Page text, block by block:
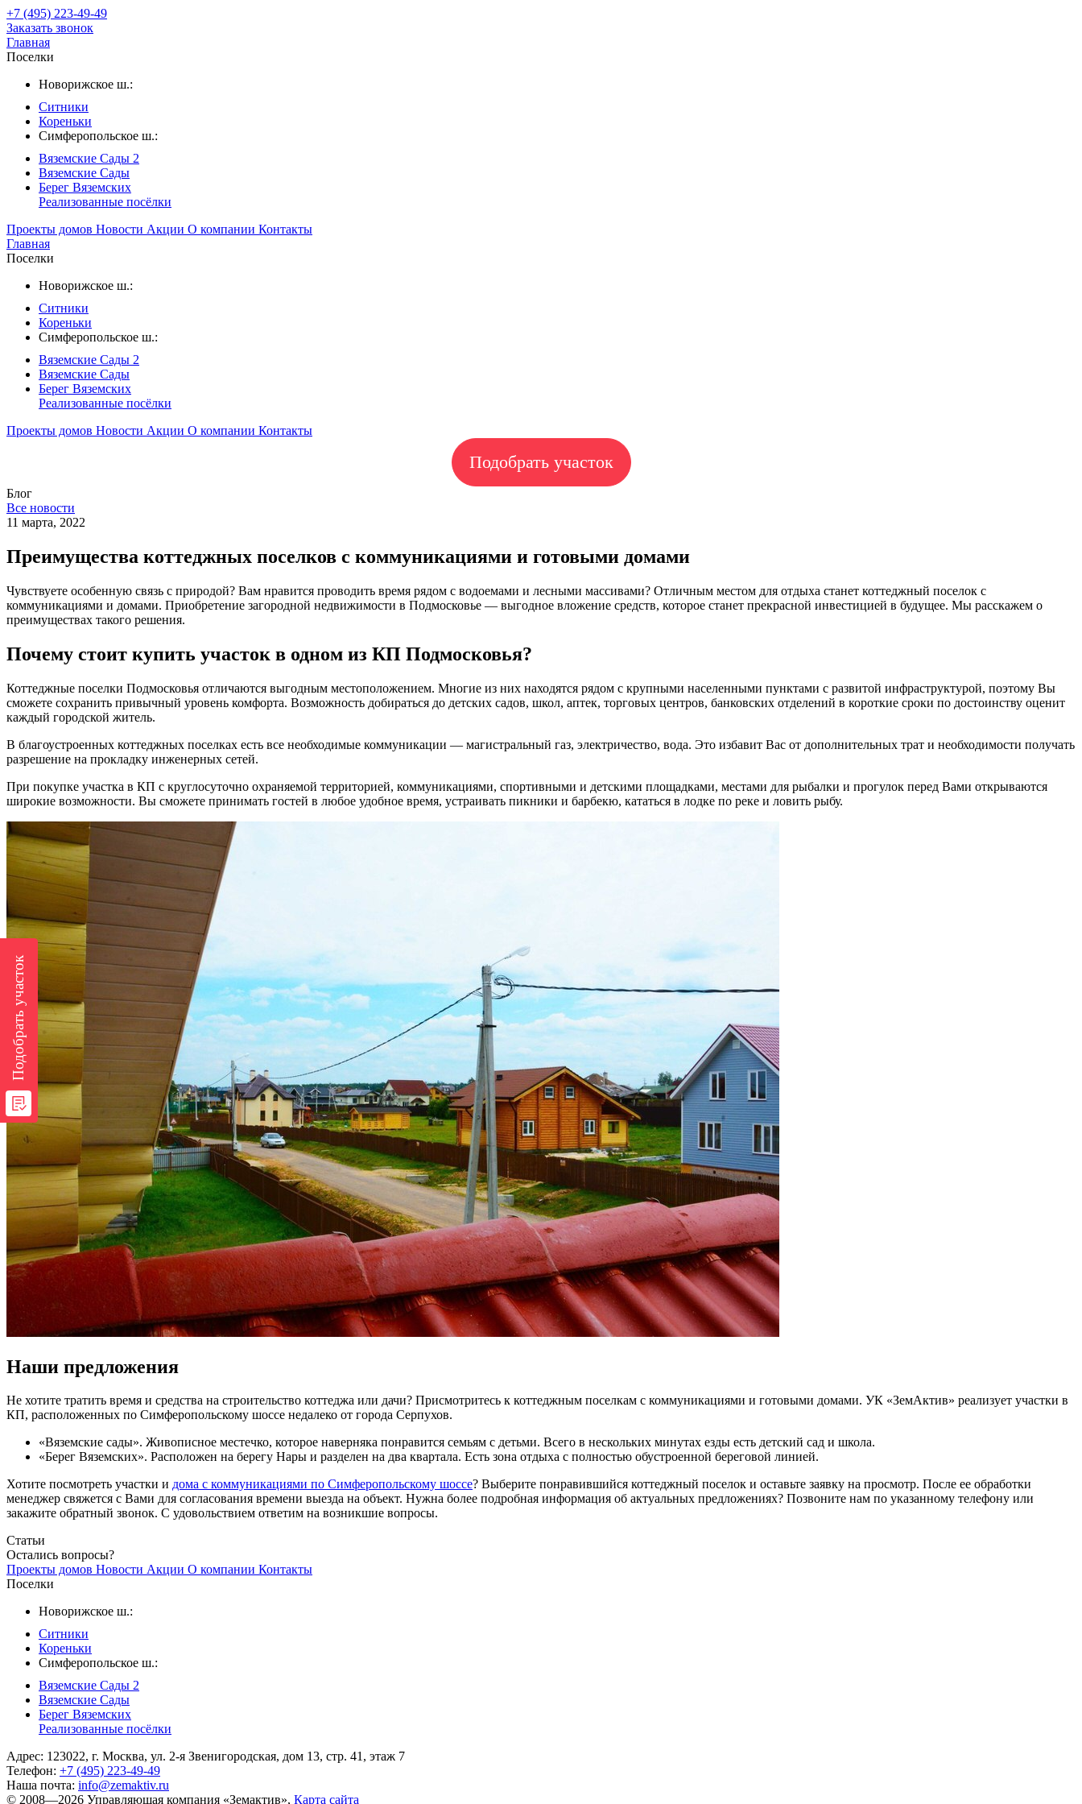
+7 (495) 223-49-49
Заказать звонок
Главная
Поселки
Новорижское ш.:
Ситники
Кореньки
Симферопольское ш.:
Вяземские Сады 2
Вяземские Сады
Берег Вяземскиx
Реализованные посёлки
Проекты домов Новости Акции О компании Контакты
Главная
Поселки
Новорижское ш.:
Ситники
Кореньки
Симферопольское ш.:
Вяземские Сады 2
Вяземские Сады
Берег Вяземскиx
Реализованные посёлки
Проекты домов Новости Акции О компании Контакты
Подобрать участок
Подобрать участок
Блог
Все новости
11 марта, 2022
Преимущества коттеджных поселков с коммуникациями и готовыми домами
Чувствуете особенную связь с природой? Вам нравится проводить время рядом с водоемами и лесными массивами? Отличным местом для отдыха станет коттеджный поселок с
коммуникациями и домами. Приобретение загородной недвижимости в Подмосковье — выгодное вложение средств, которое станет прекрасной инвестицией в будущее. Мы расскажем о
преимуществах такого решения.
Почему стоит купить участок в одном из КП Подмосковья?
Коттеджные поселки Подмосковья отличаются выгодным местоположением. Многие из них находятся рядом с крупными населенными пунктами с развитой инфраструктурой, поэтому Вы
сможете сохранить привычный уровень комфорта. Возможность добираться до детских садов, школ, аптек, торговых центров, банковских отделений в короткие сроки по достоинству оценит
каждый городской житель.
В благоустроенных коттеджных поселках есть все необходимые коммуникации — магистральный газ, электричество, вода. Это избавит Вас от дополнительных трат и необходимости получать
разрешение на прокладку инженерных сетей.
При покупке участка в КП с круглосуточно охраняемой территорией, коммуникациями, спортивными и детскими площадками, местами для рыбалки и прогулок перед Вами открываются
широкие возможности. Вы сможете принимать гостей в любое удобное время, устраивать пикники и барбекю, кататься в лодке по реке и ловить рыбу.
Наши предложения
Не хотите тратить время и средства на строительство коттеджа или дачи? Присмотритесь к коттеджным поселкам с коммуникациями и готовыми домами. УК «ЗемАктив» реализует участки в
КП, расположенных по Симферопольскому шоссе недалеко от города Серпухов.
«Вяземские сады». Живописное местечко, которое наверняка понравится семьям с детьми. Всего в нескольких минутах езды есть детский сад и школа.
«Берег Вяземских». Расположен на берегу Нары и разделен на два квартала. Есть зона отдыха с полностью обустроенной береговой линией.
Хотите посмотреть участки и дома с коммуникациями по Симферопольскому шоссе? Выберите понравившийся коттеджный поселок и оставьте заявку на просмотр. После ее обработки
менеджер свяжется с Вами для согласования времени выезда на объект. Нужна более подробная информация об актуальных предложениях? Позвоните нам по указанному телефону или
закажите обратный звонок. С удовольствием ответим на возникшие вопросы.
Статьи
Остались вопросы?
Проекты домов Новости Акции О компании Контакты
Поселки
Новорижское ш.:
Ситники
Кореньки
Симферопольское ш.:
Вяземские Сады 2
Вяземские Сады
Берег Вяземскиx
Реализованные посёлки
Адрес: 123022, г. Москва, ул. 2-я Звенигородская, дом 13, стр. 41, этаж 7
Телефон: +7 (495) 223-49-49
Наша почта: info@zemaktiv.ru
© 2008—2026 Управляющая компания «Земактив», Карта сайта